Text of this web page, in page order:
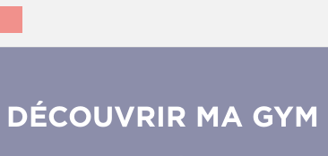
DÉCOUVRIR MA GYM